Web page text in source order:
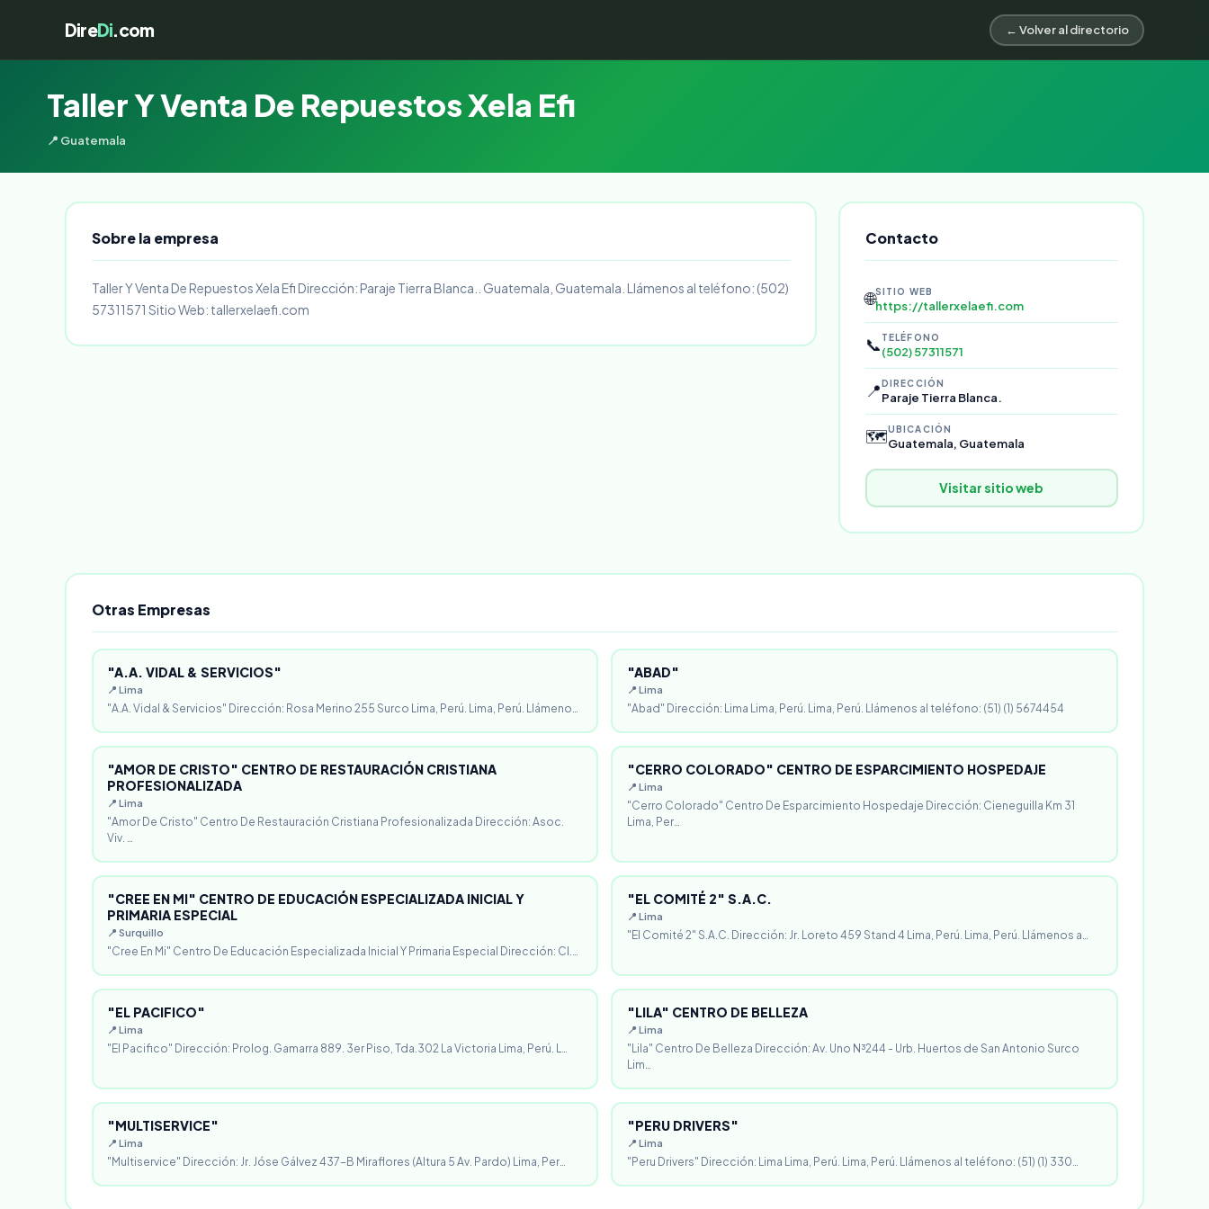
DireDi.com ← Volver al directorio
Taller Y Venta De Repuestos Xela Efi
📍 Guatemala
Sobre la empresa
Taller Y Venta De Repuestos Xela Efi Dirección: Paraje Tierra Blanca.. Guatemala, Guatemala. Llámenos al teléfono: (502)
57311571 Sitio Web: tallerxelaefi.com
Contacto
🌐SITIO WEB
https://tallerxelaefi.com
📞 TELÉFONO
(502) 57311571
📍DIRECCIÓN
Paraje Tierra Blanca.
🗺️UBICACIÓN
Guatemala, Guatemala
Visitar sitio web
Otras Empresas
"A.A. VIDAL & SERVICIOS"
📍 Lima
"A.A. Vidal & Servicios" Dirección: Rosa Merino 255 Surco Lima, Perú. Lima, Perú. Llámeno…
"ABAD"
📍 Lima
"Abad" Dirección: Lima Lima, Perú. Lima, Perú. Llámenos al teléfono: (51) (1) 5674454
"AMOR DE CRISTO" CENTRO DE RESTAURACIÓN CRISTIANA
PROFESIONALIZADA
📍 Lima
"Amor De Cristo" Centro De Restauración Cristiana Profesionalizada Dirección: Asoc.
Viv. …
"CERRO COLORADO" CENTRO DE ESPARCIMIENTO HOSPEDAJE
📍 Lima
"Cerro Colorado" Centro De Esparcimiento Hospedaje Dirección: Cieneguilla Km 31
Lima, Per…
"CREE EN MI" CENTRO DE EDUCACIÓN ESPECIALIZADA INICIAL Y
PRIMARIA ESPECIAL
📍 Surquillo
"Cree En Mi" Centro De Educación Especializada Inicial Y Primaria Especial Dirección: Cl.…
"EL COMITÉ 2" S.A.C.
📍 Lima
"El Comité 2" S.A.C. Dirección: Jr. Loreto 459 Stand 4 Lima, Perú. Lima, Perú. Llámenos a…
"EL PACIFICO"
📍 Lima
"El Pacifico" Dirección: Prolog. Gamarra 889. 3er Piso, Tda.302 La Victoria Lima, Perú. L…
"LILA" CENTRO DE BELLEZA
📍 Lima
"Lila" Centro De Belleza Dirección: Av. Uno N³244 - Urb. Huertos de San Antonio Surco
Lim…
"MULTISERVICE"
📍 Lima
"Multiservice" Dirección: Jr. Jóse Gálvez 437-B Miraflores (Altura 5 Av. Pardo) Lima, Per…
"PERU DRIVERS"
📍 Lima
"Peru Drivers" Dirección: Lima Lima, Perú. Lima, Perú. Llámenos al teléfono: (51) (1) 330…